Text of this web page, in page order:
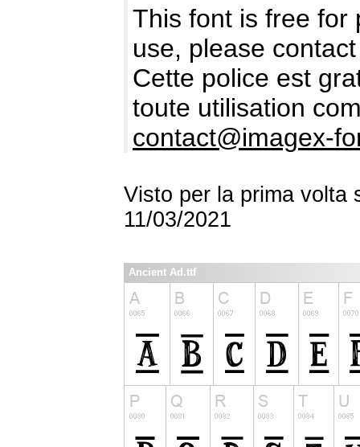
This font is free for
use, please
Cette police est
toute utilisation
contact@imagex-
Visto per la prima volta
11/03/2021
Ancient Ad.ttf